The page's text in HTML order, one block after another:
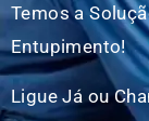
Temos a
Entupimento!
Ligue Já ou